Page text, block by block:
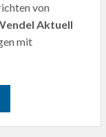
von
Aktuell
mit